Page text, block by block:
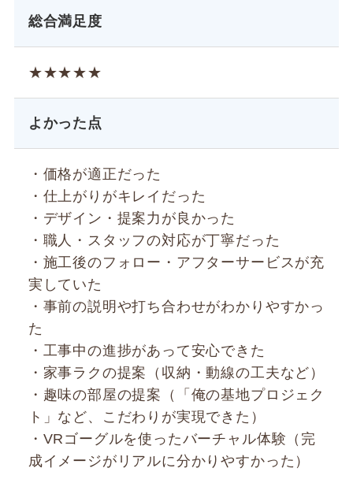
総合満足度
★★★★★
よかった点
・価格が適正だった
・仕上がりがキレイだった
・デザイン・提案力が良かった
・職人・スタッフの対応が丁寧だった
・施工後のフォロー・アフターサービスが充
実していた
・事前の説明や打ち合わせがわかりやすかっ
た
・工事中の進捗があって安心できた
・家事ラクの提案（収納・動線の工夫など）
・趣味の部屋の提案（「俺の基地プロジェク
ト」など、こだわりが実現できた）
・VRゴーグルを使ったバーチャル体験（完
成イメージがリアルに分かりやすかった）